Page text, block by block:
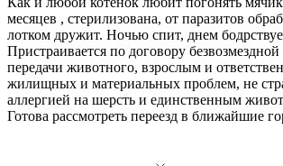
месяцев , стерилизована, от паразитов
лотком дружит. Ночью спит, днем
Пристраивается по договору безвозмездной
передачи животного, взрослым и
жилищных и материальных проблем, не
аллергией на шерсть и единственным
Готова рассмотреть переезд в ближайшие